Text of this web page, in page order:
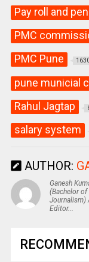
Pay roll and
PMC
PMC Pune
pune municial
Rahul Jagtap
salary system
AUTHOR:
Ganesh
(Bachelor
Journalism)
Editor...